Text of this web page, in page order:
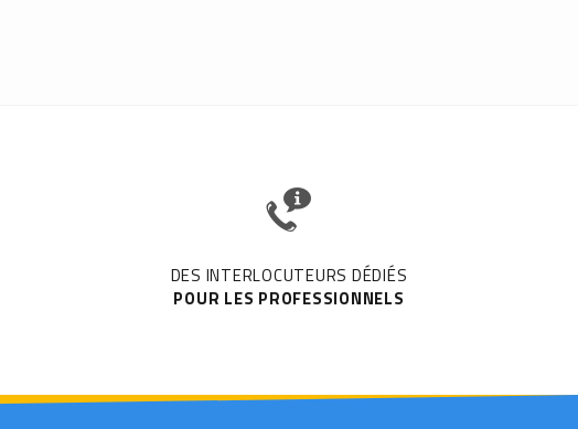
DES INTERLOCUTEURS DÉDIÉS
POUR LES PROFESSIONNELS